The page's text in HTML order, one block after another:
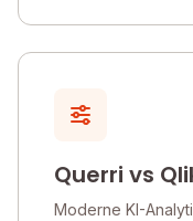
Querri vs
Moderne KI-